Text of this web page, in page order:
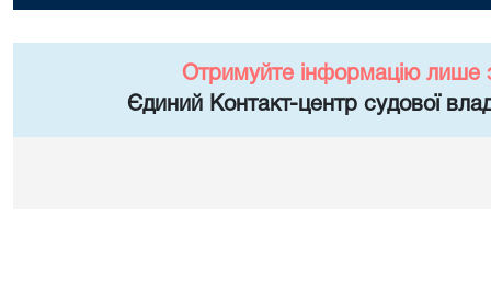
Отримуйте інформацію лише
Єдиний Контакт-центр судової